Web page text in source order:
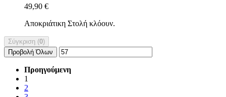
49,90 €
Αποκριάτικη Στολή κλόουν.
Σύγκριση (0)
Προβολή Όλων
Προηγούμενη
1
2